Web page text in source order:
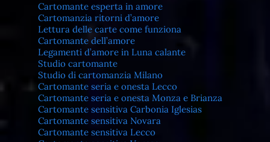
Cartomante esperta in amore
Cartomanzia ritorni d’amore
Lettura delle carte come funziona
Cartomante dell’amore
Legamenti d’amore in Luna calante
Studio cartomante
Studio di cartomanzia Milano
Cartomante seria e onesta Lecco
Cartomante seria e onesta Monza e Brianza
Cartomante sensitiva Carbonia Iglesias
Cartomante sensitiva Novara
Cartomante sensitiva Lecco